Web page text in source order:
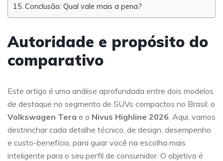
Conclusão: Qual vale mais a pena?
Autoridade e propósito do
comparativo
Este artigo é uma análise aprofundada entre dois modelos
de destaque no segmento de SUVs compactos no Brasil: o
Volkswagen Tera e o Nivus Highline 2026. Aqui, vamos
destrinchar cada detalhe técnico, de design, desempenho
e custo-benefício, para guiar você na escolha mais
inteligente para o seu perfil de consumidor. O objetivo é